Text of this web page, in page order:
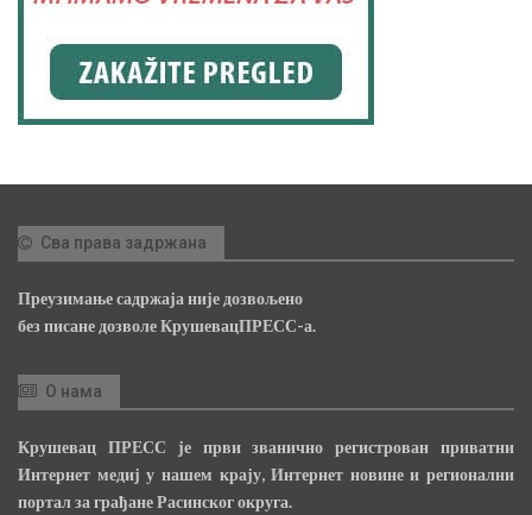
Сва права задржана
Преузимање садржаја није дозвољено
без писане дозволе КрушевацПРЕСС-а.
О нама
Крушевац ПРЕСС је први званично регистрован приватни
Интернет медиј у нашем крају, Интернет новине и регионални
портал за грађане Расинског округа.